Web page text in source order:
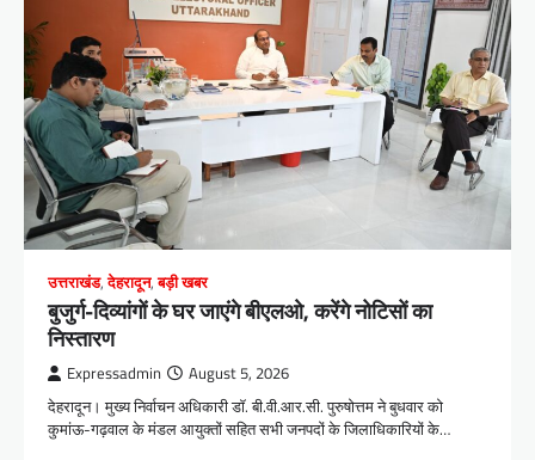
उत्तराखंड,देहरादून,बड़ी खबर
बुजुर्ग-दिव्यांगों के घर जाएंगे बीएलओ, करेंगे नोटिसों का
निस्तारण
Expressadmin August 5, 2026
देहरादून। मुख्य निर्वाचन अधिकारी डॉ. बी.वी.आर.सी. पुरुषोत्तम ने बुधवार को
कुमांऊ-गढ़वाल के मंडल आयुक्तों सहित सभी जनपदों के जिलाधिकारियों के…